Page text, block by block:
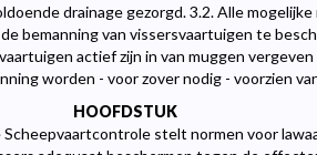
drainage gezorgd. 3.2. Alle
bemanning van vissersvaartuigen te
actief zijn in van muggen
worden - voor zover nodig - voorzien
HOOFDSTUK
Scheepvaartcontrole stelt normen voor